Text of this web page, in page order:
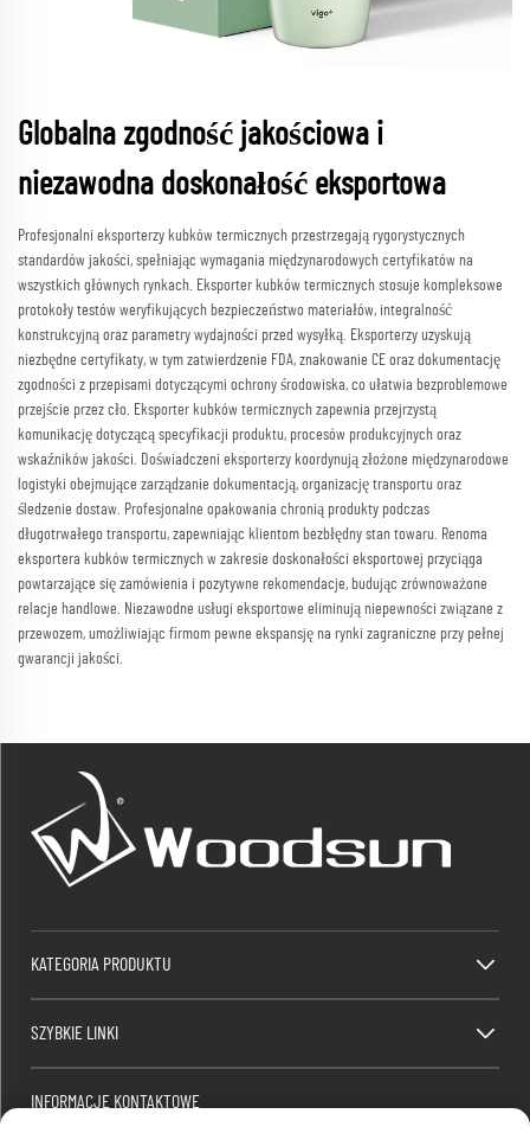
Globalna zgodność jakościowa i
niezawodna doskonałość eksportowa
Profesjonalni eksporterzy kubków termicznych przestrzegają rygorystycznych
standardów jakości, spełniając wymagania międzynarodowych certyfikatów na
wszystkich głównych rynkach. Eksporter kubków termicznych stosuje kompleksowe
protokoły testów weryfikujących bezpieczeństwo materiałów, integralność
konstrukcyjną oraz parametry wydajności przed wysyłką. Eksporterzy uzyskują
niezbędne certyfikaty, w tym zatwierdzenie FDA, znakowanie CE oraz dokumentację
zgodności z przepisami dotyczącymi ochrony środowiska, co ułatwia bezproblemowe
przejście przez cło. Eksporter kubków termicznych zapewnia przejrzystą
komunikację dotyczącą specyfikacji produktu, procesów produkcyjnych oraz
wskaźników jakości. Doświadczeni eksporterzy koordynują złożone międzynarodowe
logistyki obejmujące zarządzanie dokumentacją, organizację transportu oraz
śledzenie dostaw. Profesjonalne opakowania chronią produkty podczas
długotrwałego transportu, zapewniając klientom bezbłędny stan towaru. Renoma
eksportera kubków termicznych w zakresie doskonałości eksportowej przyciąga
powtarzające się zamówienia i pozytywne rekomendacje, budując zrównoważone
relacje handlowe. Niezawodne usługi eksportowe eliminują niepewności związane z
przewozem, umożliwiając firmom pewne ekspansję na rynki zagraniczne przy pełnej
gwarancji jakości.
KATEGORIA PRODUKTU
SZYBKIE LINKI
INFORMACJE KONTAKTOWE